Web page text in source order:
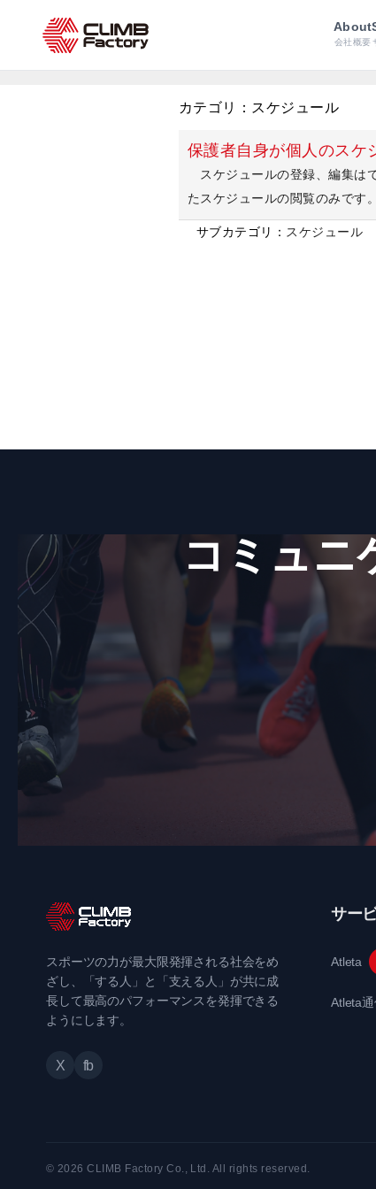
About
会社概要
よくある質問一覧
カテゴリ：スケジュール
保護者自身が個人のスケ
スケジュールの登録、編集は
たスケジュールの閲覧のみです。
サブカテゴリ： スケジュール
コミュニ
スポーツの力が最大限発揮される社会をめ
ざし、「する人」と「支える人」が共に成
長して最高のパフォーマンスを発揮できる
ようにします。
X fb
サー
Atleta
Atleta
© 2026 CLIMB Factory Co., Ltd. All rights reserved.